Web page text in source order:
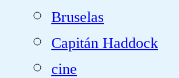
Bruselas
Capitán Haddock
cine